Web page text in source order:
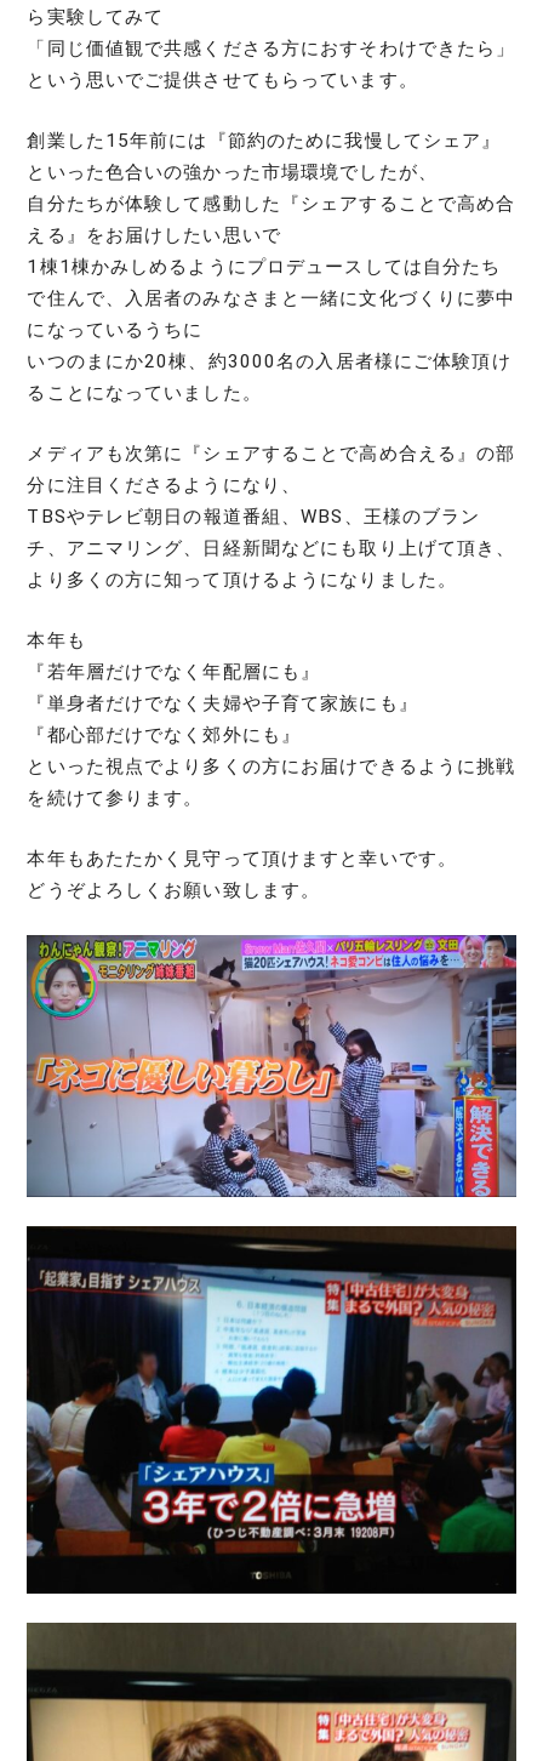
ら実験してみて
「同じ価値観で共感くださる方におすそわけできたら」
という思いでご提供させてもらっています。
創業した15年前には『節約のために我慢してシェア』
といった色合いの強かった市場環境でしたが、
自分たちが体験して感動した『シェアすることで高め合
える』をお届けしたい思いで
1棟1棟かみしめるようにプロデュースしては自分たち
で住んで、入居者のみなさまと一緒に文化づくりに夢中
になっているうちに
いつのまにか20棟、約3000名の入居者様にご体験頂け
ることになっていました。
メディアも次第に『シェアすることで高め合える』の部
分に注目くださるようになり、
TBSやテレビ朝日の報道番組、WBS、王様のブラン
チ、アニマリング、日経新聞などにも取り上げて頂き、
より多くの方に知って頂けるようになりました。
本年も
『若年層だけでなく年配層にも』
『単身者だけでなく夫婦や子育て家族にも』
『都心部だけでなく郊外にも』
といった視点でより多くの方にお届けできるように挑戦
を続けて参ります。
本年もあたたかく見守って頂けますと幸いです。
どうぞよろしくお願い致します。